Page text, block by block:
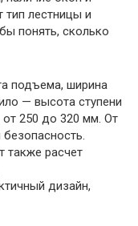
лестницы и
понять, сколько
подъема, ширина
— высота ступени
от 250 до 320 мм. От
также расчет